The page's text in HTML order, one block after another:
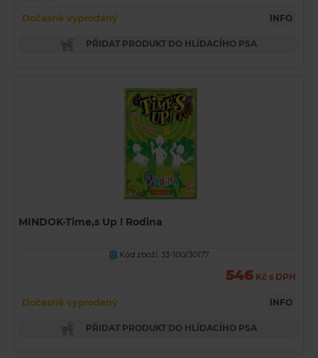
Dočasně vyprodaný INFO
PŘIDAT PRODUKT DO HLÍDACÍHO PSA
MINDOK-Time‚s Up ! Rodina
U Kód zboží: 33-100/30177
546 Kč s DPH
Dočasně vyprodaný INFO
PŘIDAT PRODUKT DO HLÍDACÍHO PSA